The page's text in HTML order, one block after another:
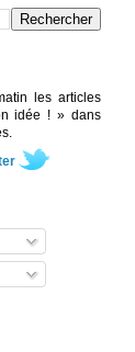
les articles
idée ! » dans